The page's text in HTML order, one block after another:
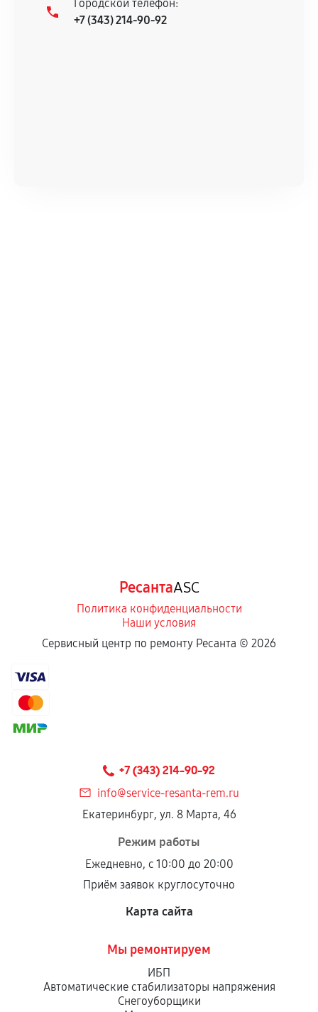
Городской телефон:
+7 (343) 214-90-92
РесантаASC
Политика конфиденциальности
Наши условия
Сервисный центр по ремонту Ресанта © 2026
+7 (343) 214-90-92
info@service-resanta-rem.ru
Екатеринбург, ул. 8 Марта, 46
Режим работы
Ежедневно, с 10:00 до 20:00
Приём заявок круглосуточно
Карта сайта
Мы ремонтируем
ИБП
Автоматические стабилизаторы напряжения
Снегоуборщики